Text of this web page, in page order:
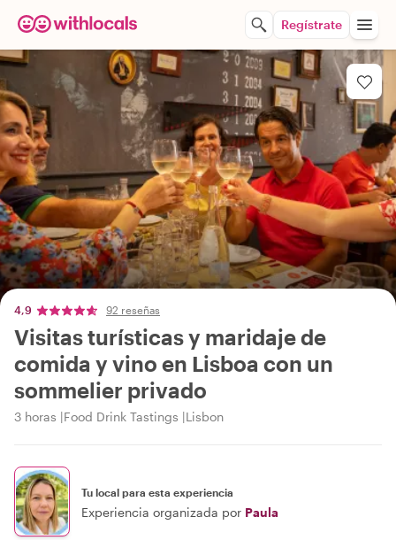
Regístrate
4,9 92 reseñas
Visitas turísticas y maridaje de
comida y vino en Lisboa con un
sommelier privado
3 horas Food Drink Tastings Lisbon
Tu local para esta experiencia
Experiencia organizada por Paula